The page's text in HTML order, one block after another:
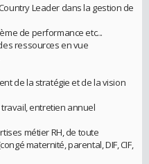
Leader dans la gestion de
de performance etc...
ressources en vue
de la stratégie et de la vision
entretien annuel
métier RH, de toute
maternité, parental, DIF, CIF,